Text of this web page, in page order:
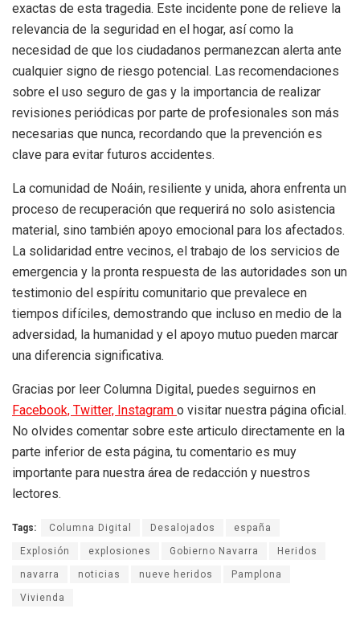
exactas de esta tragedia. Este incidente pone de relieve la
relevancia de la seguridad en el hogar, así como la
necesidad de que los ciudadanos permanezcan alerta ante
cualquier signo de riesgo potencial. Las recomendaciones
sobre el uso seguro de gas y la importancia de realizar
revisiones periódicas por parte de profesionales son más
necesarias que nunca, recordando que la prevención es
clave para evitar futuros accidentes.
La comunidad de Noáin, resiliente y unida, ahora enfrenta un
proceso de recuperación que requerirá no solo asistencia
material, sino también apoyo emocional para los afectados.
La solidaridad entre vecinos, el trabajo de los servicios de
emergencia y la pronta respuesta de las autoridades son un
testimonio del espíritu comunitario que prevalece en
tiempos difíciles, demostrando que incluso en medio de la
adversidad, la humanidad y el apoyo mutuo pueden marcar
una diferencia significativa.
Gracias por leer Columna Digital, puedes seguirnos en
Facebook, Twitter, Instagram o visitar nuestra página oficial.
No olvides comentar sobre este articulo directamente en la
parte inferior de esta página, tu comentario es muy
importante para nuestra área de redacción y nuestros
lectores.
Tags: Columna Digital Desalojados españa
Explosión explosiones Gobierno Navarra Heridos
navarra noticias nueve heridos Pamplona
Vivienda